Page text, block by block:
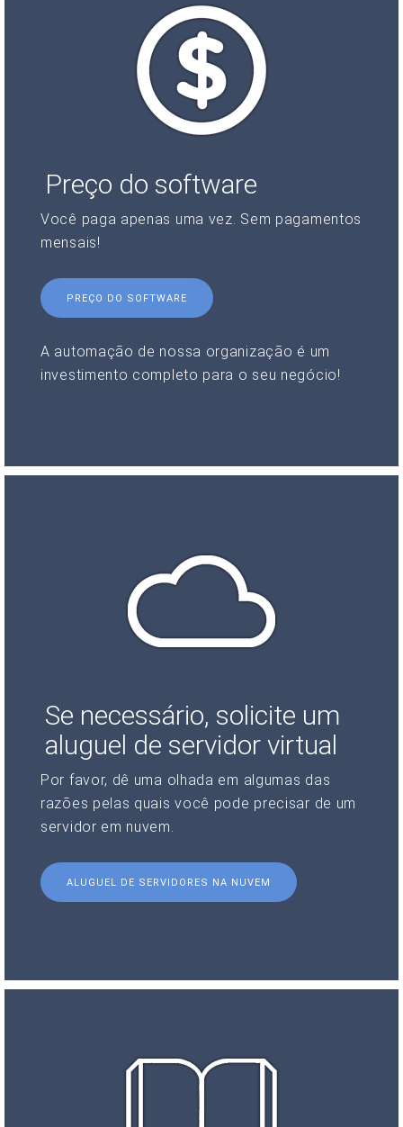
Preço do software
Você paga apenas uma vez. Sem pagamentos
mensais!
PREÇO DO SOFTWARE
A automação de nossa organização é um
investimento completo para o seu negócio!
Se necessário, solicite um
aluguel de servidor virtual
Por favor, dê uma olhada em algumas das
razões pelas quais você pode precisar de um
servidor em nuvem.
ALUGUEL DE SERVIDORES NA NUVEM